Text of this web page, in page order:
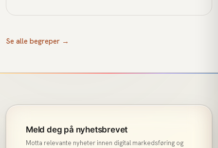
Se alle begreper →
Meld deg på nyhetsbrevet
Motta relevante nyheter innen digital markedsføring og